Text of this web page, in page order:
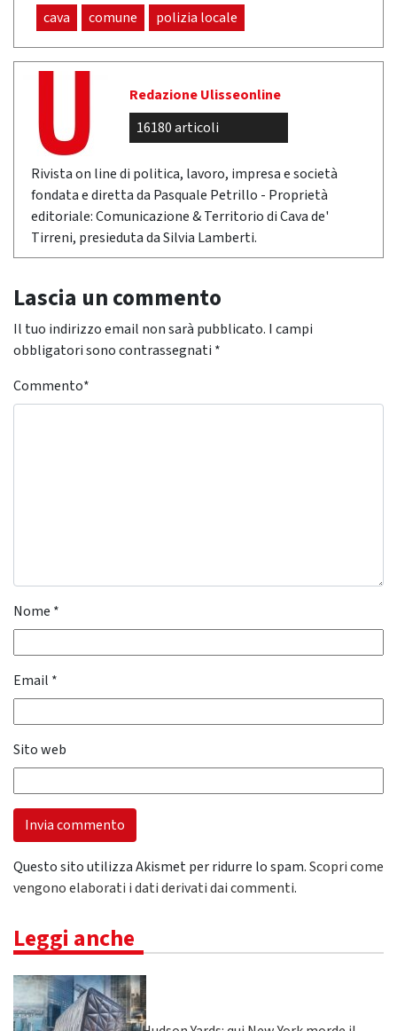
cava comune polizia locale
Redazione Ulisseonline
16180 articoli
Rivista on line di politica, lavoro, impresa e società
fondata e diretta da Pasquale Petrillo - Proprietà
editoriale: Comunicazione & Territorio di Cava de'
Tirreni, presieduta da Silvia Lamberti.
Lascia un commento
Il tuo indirizzo email non sarà pubblicato. I campi
obbligatori sono contrassegnati *
Commento*
Nome *
Email *
Sito web
Questo sito utilizza Akismet per ridurre lo spam.Scopri come
vengono elaborati i dati derivati dai commenti.
Leggi anche